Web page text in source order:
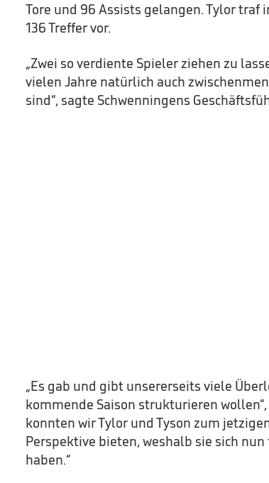
Tore und 96 Assists gelangen. Tylor traf
136 Treffer vor.
„Zwei so verdiente Spieler ziehen zu
vielen Jahre natürlich auch
sind“, sagte Schwenningens
„Es gab und gibt unsererseits viele
kommende Saison strukturieren
konnten wir Tylor und Tyson zum
Perspektive bieten, weshalb sie sich
haben.“